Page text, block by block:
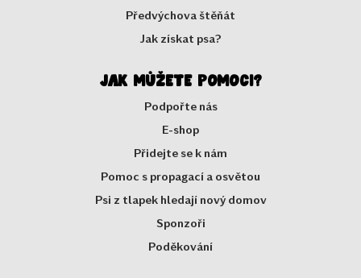
Předvýchova štěňát
Jak získat psa?
Jak můžete pomoci?
Podpořte nás
E-shop
Přidejte se k nám
Pomoc s propagací a osvětou
Psi z tlapek hledají nový domov
Sponzoři
Poděkování